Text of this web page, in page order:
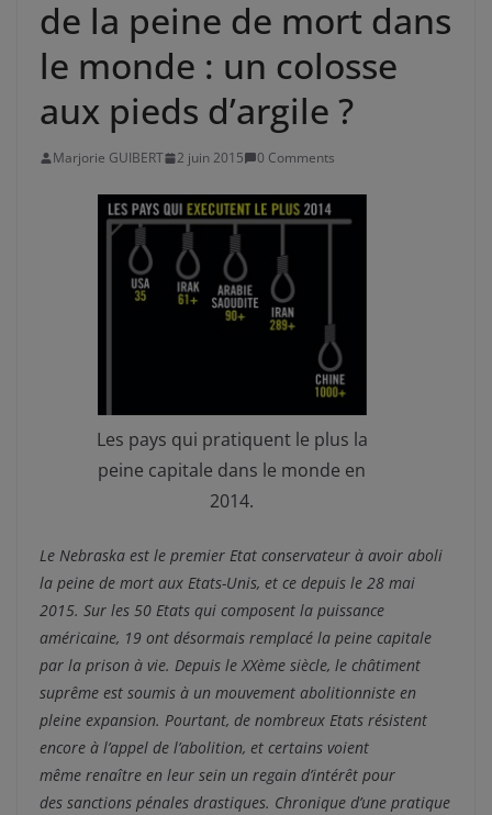
de la peine de mort dans
le monde : un colosse
aux pieds d’argile ?
Marjorie GUIBERT 2 juin 2015 0 Comments
Les pays qui pratiquent le plus la
peine capitale dans le monde en
2014.
Le Nebraska est le premier Etat conservateur à avoir aboli
la peine de mort aux Etats-Unis, et ce depuis le 28 mai
2015. Sur les 50 Etats qui composent la puissance
américaine, 19 ont désormais remplacé la peine capitale
par la prison à vie. Depuis le XXème siècle, le châtiment
suprême est soumis à un mouvement abolitionniste en
pleine expansion. Pourtant, de nombreux Etats résistent
encore à l’appel de l’abolition, et certains voient
même renaître en leur sein un regain d’intérêt pour
des sanctions pénales drastiques. Chronique d’une pratique